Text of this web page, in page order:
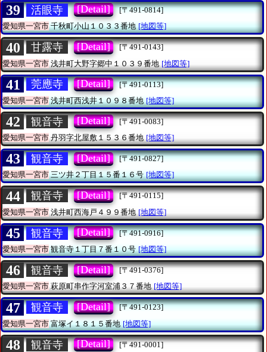
39 活眼寺 [Detail]
[〒491-0814]
愛知県一宮市千秋町小山１０３３番地 [地図等]
40 甘露寺 [Detail]
[〒491-0143]
愛知県一宮市 浅井町大野字郷中１０３９番地 [地図等]
41 莞應寺 [Detail]
[〒491-0113]
愛知県一宮市浅井町西浅井１０９８番地 [地図等]
42 観音寺 [Detail]
[〒491-0083]
愛知県一宮市丹羽字北屋敷１５３６番地 [地図等]
43 観音寺 [Detail]
[〒491-0827]
愛知県一宮市三ツ井２丁目１５番１６号 [地図等]
44 観音寺 [Detail]
[〒491-0115]
愛知県一宮市 浅井町西海戸４９９番地 [地図等]
45 観音寺 [Detail]
[〒491-0916]
愛知県一宮市観音寺１丁目７番１０号 [地図等]
46 観音寺 [Detail]
[〒491-0376]
愛知県一宮市萩原町串作字河室浦３７番地 [地図等]
47 観音寺 [Detail]
[〒491-0123]
愛知県一宮市富塚イ１８１５番地 [地図等]
48 観音寺 [Detail] [〒491-0001]